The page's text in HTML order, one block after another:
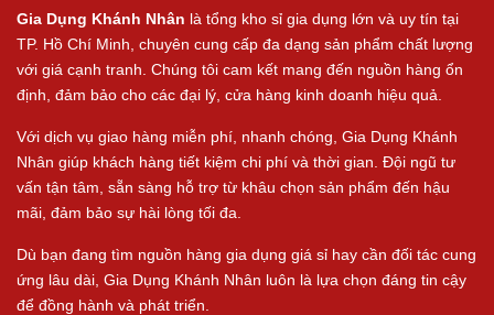
Gia Dụng Khánh Nhân là tổng kho sỉ gia dụng lớn và uy tín tại
TP. Hồ Chí Minh, chuyên cung cấp đa dạng sản phẩm chất lượng
với giá cạnh tranh. Chúng tôi cam kết mang đến nguồn hàng ổn
định, đảm bảo cho các đại lý, cửa hàng kinh doanh hiệu quả.
Với dịch vụ giao hàng miễn phí, nhanh chóng, Gia Dụng Khánh
Nhân giúp khách hàng tiết kiệm chi phí và thời gian. Đội ngũ tư
vấn tận tâm, sẵn sàng hỗ trợ từ khâu chọn sản phẩm đến hậu
mãi, đảm bảo sự hài lòng tối đa.
Dù bạn đang tìm nguồn hàng gia dụng giá sỉ hay cần đối tác cung
ứng lâu dài, Gia Dụng Khánh Nhân luôn là lựa chọn đáng tin cậy
để đồng hành và phát triển.